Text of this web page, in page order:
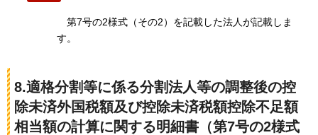
第7号の2様式（その2）を記載した法人が記載しま
す。
8.適格分割等に係る分割法人等の調整後の控
除未済外国税額及び控除未済税額控除不足額
相当額の計算に関する明細書（第7号の2様式